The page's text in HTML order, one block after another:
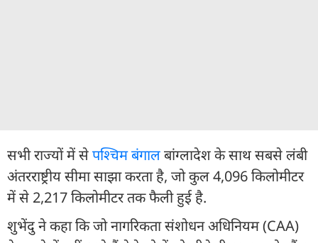
सभी राज्यों में सेपश्चिम बंगालबांग्लादेश के साथ सबसे लंबी
अंतरराष्ट्रीय सीमा साझा करता है, जो कुल 4,096 किलोमीटर
में से 2,217 किलोमीटर तक फैली हुई है.
शुभेंदु ने कहा कि जो नागरिकता संशोधन अधिनियम (CAA)